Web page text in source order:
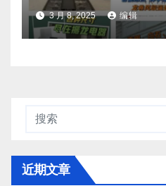
3 月 8, 2025 编辑
近期文章